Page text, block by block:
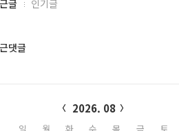
글 인기글
댓글
2026. 08